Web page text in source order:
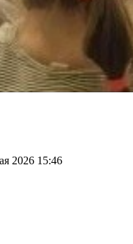
2026 15:46